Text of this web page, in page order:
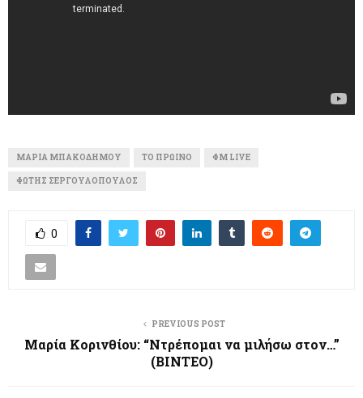
ΜΑΡΊΑ ΜΠΑΚΟΔΉΜΟΥ ΤΟ ΠΡΩΙΝΌ ΦΜ LIVE
ΦΏΤΗΣ ΣΕΡΓΟΥΛΌΠΟΥΛΟΣ
0
PREVIOUS POST
Μαρία Κορινθίου: “Ντρέπομαι να μιλήσω στον…”
(ΒΙΝΤΕΟ)